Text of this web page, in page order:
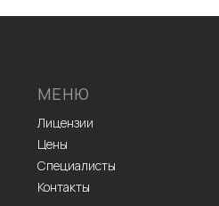
МЕНЮ
Лицензии
Цены
Специалисты
Контакты